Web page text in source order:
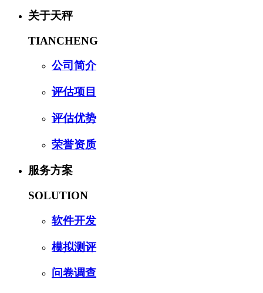
关于天秤
TIANCHENG
公司简介
评估项目
评估优势
荣誉资质
服务方案
SOLUTION
软件开发
模拟测评
问卷调查